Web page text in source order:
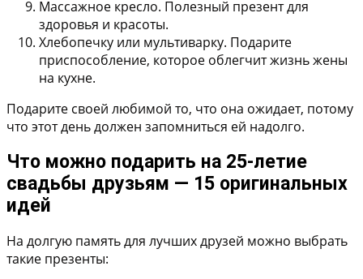
Массажное кресло. Полезный презент для
здоровья и красоты.
Хлебопечку или мультиварку. Подарите
приспособление, которое облегчит жизнь жены
на кухне.
Подарите своей любимой то, что она ожидает, потому
что этот день должен запомниться ей надолго.
Что можно подарить на 25-летие
свадьбы друзьям — 15 оригинальных
идей
На долгую память для лучших друзей можно выбрать
такие презенты: